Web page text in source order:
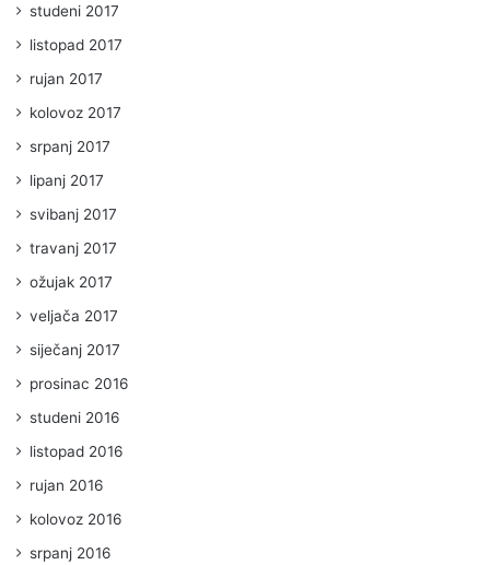
studeni 2017
listopad 2017
rujan 2017
kolovoz 2017
srpanj 2017
lipanj 2017
svibanj 2017
travanj 2017
ožujak 2017
veljača 2017
siječanj 2017
prosinac 2016
studeni 2016
listopad 2016
rujan 2016
kolovoz 2016
srpanj 2016